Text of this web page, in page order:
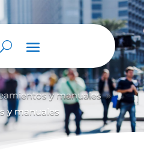
y manuales 9
y manuales